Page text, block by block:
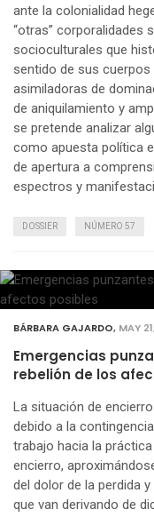
ante la colonialidad
“otras” corporalidades
socioculturales que
sentido de sus
asimiladoras de
de aniquilamiento y
se pretende analizar
como apuesta política
de apertura a
espectros y
DOSSIER NÚMERO 57
BÁRBARA GAJARDO, MAY
Emergencias
rebelión de los
La situación de
debido a la
trabajo hacia la
encierro,
del dolor de la perdida
que van derivando de